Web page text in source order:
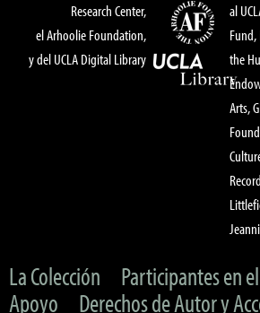
Research Center,
el Arhoolie Foundation,
y del UCLA Digital Library
al
the
Arts,
La Colección
Participantes en
Apoyo
Derechos de Autor y